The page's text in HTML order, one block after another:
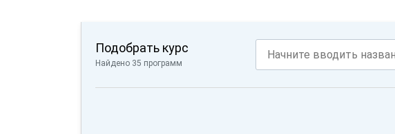
Подобрать курс
Найдено 35 программ